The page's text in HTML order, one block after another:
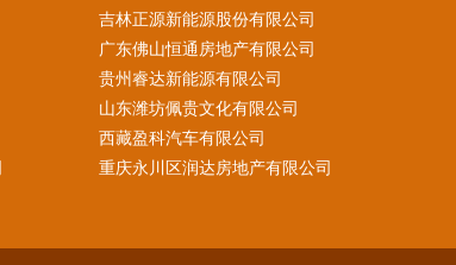
吉林正源新能源股份有限公司
广东佛山恒通房地产有限公司
贵州睿达新能源有限公司
山东潍坊佩贵文化有限公司
西藏盈科汽车有限公司
重庆永川区润达房地产有限公司